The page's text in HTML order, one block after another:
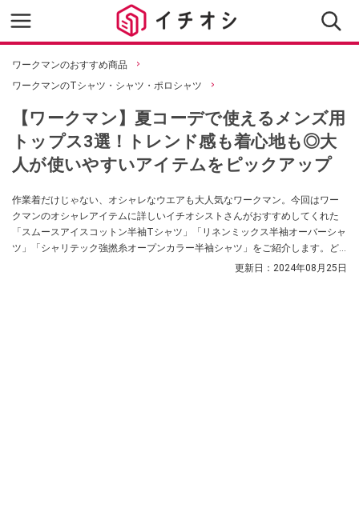
ワークマンのおすすめ商品
ワークマンのTシャツ・シャツ・ポロシャツ
【ワークマン】夏コーデで使えるメンズ用
トップス3選！トレンド感も着心地も◎大
人が使いやすいアイテムをピックアップ
作業着だけじゃない、オシャレなウエアも大人気なワークマン。今回はワー
クマンのオシャレアイテムに詳しいイチオシストさんがおすすめしてくれた
「スムースアイスコットン半袖Tシャツ」「リネンミックス半袖オーバーシャ
ツ」「シャリテック強撚糸オープンカラー半袖シャツ」をご紹介します。ど
れもトレンドを抑えた大人が使いやすいシンプルなデザイン！ 夏用のトップ
更新日： 2024年08月25日